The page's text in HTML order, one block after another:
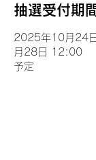
抽選受付期
2025年10月24
月28日 12:00
予定